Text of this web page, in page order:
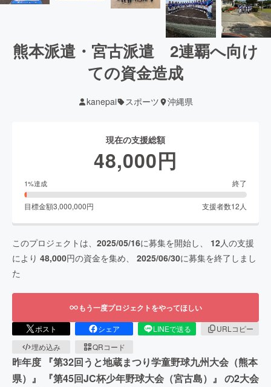
熊本派遣・宮古派遣 2連覇へ向け
ての資金造成
kanepai スポーツ 沖縄県
現在の支援総額
48,000円
1%達成 終了
目標金額3,000,000円 支援者数12 人
このプロジェクトは、 2025/05/16に募集を開始し、 12人の支援
により 48,000円の資金を集め、 2025/06/30に募集を終了しまし
た
もう一度プロジェクトをやってほしい
ポスト シェア LINEで送る
URLコピー
埋め込み
QRコード
昨年度 『第32回うと地蔵まつり学童野球九州大会（熊本
県）』 『第45回JC杯少年野球大会（宮古島）』 の2大会